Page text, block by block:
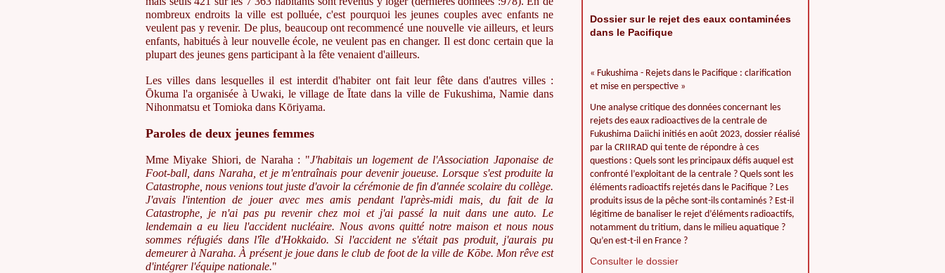
nombreux endroits la ville est polluée, c'est pourquoi les jeunes couples avec enfants ne
veulent pas y revenir. De plus, beaucoup ont recommencé une nouvelle vie ailleurs, et leurs
enfants, habitués à leur nouvelle école, ne veulent pas en changer. Il est donc certain que la
plupart des jeunes gens participant à la fête venaient d'ailleurs.
Les villes dans lesquelles il est interdit d'habiter ont fait leur fête dans d'autres villes :
Ōkuma l'a organisée à Uwaki, le village de Ītate dans la ville de Fukushima, Namie dans
Nihonmatsu et Tomioka dans Kōriyama.
Paroles de deux jeunes femmes
Mme Miyake Shiori, de Naraha : "J'habitais un logement de l'Association Japonaise de
Foot-ball, dans Naraha, et je m'entraînais pour devenir joueuse. Lorsque s'est produite la
Catastrophe, nous venions tout juste d'avoir la cérémonie de fin d'année scolaire du collège.
J'avais l'intention de jouer avec mes amis pendant l'après-midi mais, du fait de la
Catastrophe, je n'ai pas pu revenir chez moi et j'ai passé la nuit dans une auto. Le
lendemain a eu lieu l'accident nucléaire. Nous avons quitté notre maison et nous nous
sommes réfugiés dans l'île d'Hokkaido. Si l'accident ne s'était pas produit, j'aurais pu
demeurer à Naraha. À présent je joue dans le club de foot de la ville de Kōbe. Mon rêve est
d'intégrer l'équipe nationale."
Dossier sur le rejet des eaux contaminées
dans le Pacifique
« Fukushima - Rejets dans le Pacifique : clarification
et mise en perspective »
Une analyse critique des données concernant les
rejets des eaux radioactives de la centrale de
Fukushima Daiichi initiés en août 2023, dossier réalisé
par la CRIIRAD qui tente de répondre à ces
questions : Quels sont les principaux défis auquel est
confronté l’exploitant de la centrale ? Quels sont les
éléments radioactifs rejetés dans le Pacifique ? Les
produits issus de la pêche sont-ils contaminés ? Est-il
légitime de banaliser le rejet d’éléments radioactifs,
notamment du tritium, dans le milieu aquatique ?
Qu’en est-t-il en France ?
Consulter le dossier